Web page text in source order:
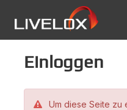
Einloggen
Um diese Seite zu